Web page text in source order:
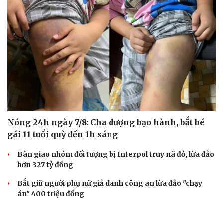
Nóng 24h ngày 7/8: Cha dượng bạo hành, bắt bé
gái 11 tuổi quỳ đến 1h sáng
Bàn giao nhóm đối tượng bị Interpol truy nã đỏ, lừa đảo
hơn 327 tỷ đồng
Bắt giữ người phụ nữ giả danh công an lừa đảo "chạy
án" 400 triệu đồng